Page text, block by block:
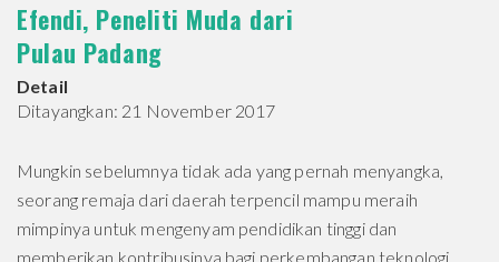
Efendi, Peneliti Muda dari
Pulau Padang
Detail
Ditayangkan: 21 November 2017
Mungkin sebelumnya tidak ada yang pernah menyangka,
seorang remaja dari daerah terpencil mampu meraih
mimpinya untuk mengenyam pendidikan tinggi dan
memberikan kontribusinya bagi perkembangan teknologi